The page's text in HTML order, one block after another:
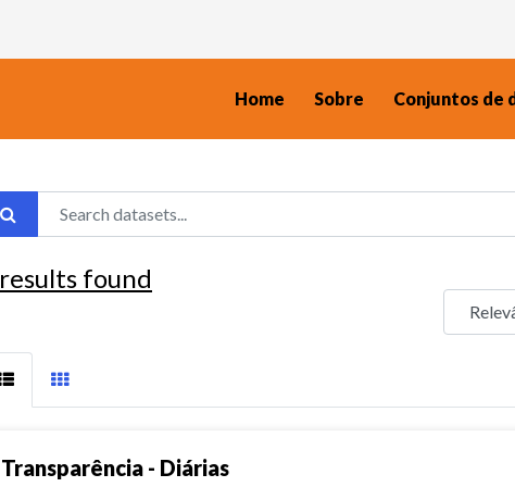
Home Sobre Conjuntos de
results found
Transparência - Diárias